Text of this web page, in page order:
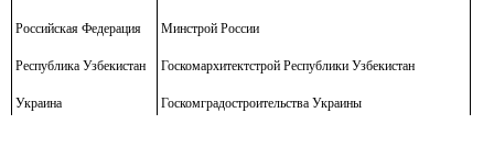
Российская Федерация Минстрой России
Республика Узбекистан Госкомархитектстрой Республики Узбекистан
Украина Госкомградостроительства Украины